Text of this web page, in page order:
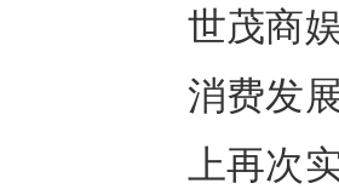
世茂商
消费发
上再次